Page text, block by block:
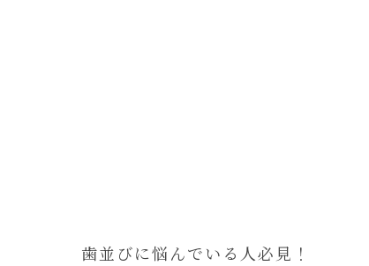
歯並びに悩んでいる人必見！